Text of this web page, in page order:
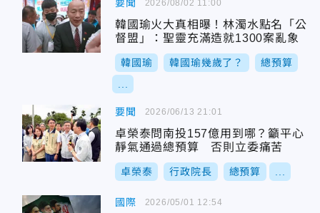
要聞
韓國瑜火大真相曝！林濁水點名「公
督盟」：聖靈充滿造就1300案亂象
韓國瑜 韓國瑜幾歲了？ 總預算
2026/08/02 11:00
要聞
卓榮泰問南投157億用到哪？籲平心
靜氣通過總預算 否則立委痛苦
卓榮泰 行政院長 總預算
2026/06/13 21:01
國際 2026/05/01 12:54